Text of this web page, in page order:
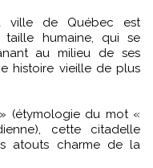
de Québec est
taille humaine, qui se
au milieu de ses
histoire vieille de plus
(étymologie du mot «
cette citadelle
atouts charme de la